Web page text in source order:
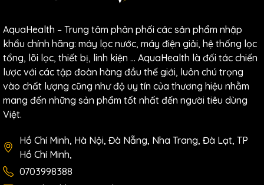
Công suất làm mềm
(độ cứng180 ppm )
9.874Lít (Tương đương65.827
cà phê150 ml)
Lưu lượng dòng chảy
tối đa
1.0 Lít/Phút
Áp lực nước đầu vào
(Min ~ Max)
30∼ 100PSI
Nhiệt độ nước đầu vào
(Min ~ Max)
Nguồn điện/Công suất
Không sử dụng điện / Không
AquaHealth – Trung tâm phân phối các sản phẩm nhập
khẩu chính hãng: máy lọc nước, máy điện giải, hệ thống lọc
tổng, lõi lọc, thiết bị, linh kiện … AquaHealth là đối tác chiến
lược với các tập đoàn hàng đầu thế giới, luôn chú trọng
vào chất lượng cũng như độ uy tín của thương hiệu nhằm
mang đến những sản phẩm tốt nhất đến người tiêu dùng
Việt.
Hồ Chí Minh, Hà Nội, Đà Nẵng, Nha Trang, Đà Lạt, TP
Hồ Chí Minh,
0703998388